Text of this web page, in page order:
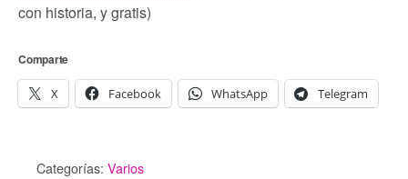
con historia, y gratis)
Comparte
X Facebook WhatsApp Telegram
Categorías: Varios